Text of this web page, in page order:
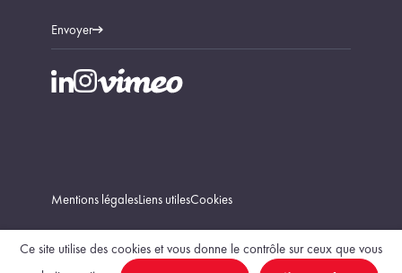
Envoyer
Mentions légalesLiens utilesCookies
Ce site utilise des cookies et vous donne le contrôle sur ceux que vous